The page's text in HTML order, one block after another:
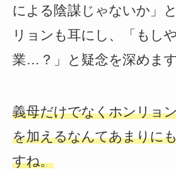
による陰謀じゃないか」
リョンも耳にし、「もし
業…？」と疑念を深めます
義母だけでなくホンリョ
を加えるなんてあまりに
すね。